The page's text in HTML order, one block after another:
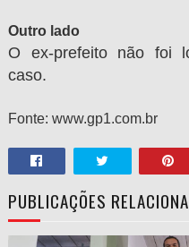
Outro lado
O ex-prefeito não foi
caso.
Fonte: www.gp1.com.br
PUBLICAÇÕES